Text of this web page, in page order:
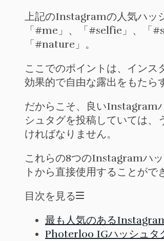
上記のInstagramの人気ハッ
「#me」、「#selfie」、「
「#nature」。
ここでのポイントは、インス
効果的で自由な露出をもたら
だからこそ、良いInstagram
シュタグを投稿していては、
ければなりません。
これらの8つのInstagramハ
トから直接使用することがで
目次を見る
最も人気のある
Photerloo IGハッシュタ